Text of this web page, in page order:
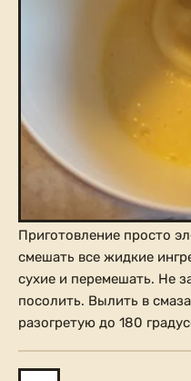
Приготовление просто
смешать все жидкие
сухие и перемешать. Не
посолить. Вылить в
разогретую до 180